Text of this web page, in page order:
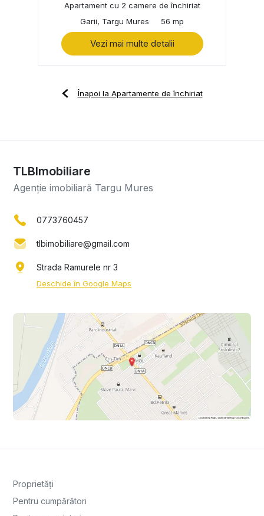
Apartament cu 2 camere de închiriat
Garii, Targu Mures
56 mp
Vezi mai multe detalii
Înapoi la Apartamente de închiriat
TLBImobiliare
Agenție imobiliară Targu Mures
0773760457
tlbimobiliare@gmail.com
Strada Ramurele nr 3
Deschide în Google Maps
Proprietăți
Pentru cumpărători